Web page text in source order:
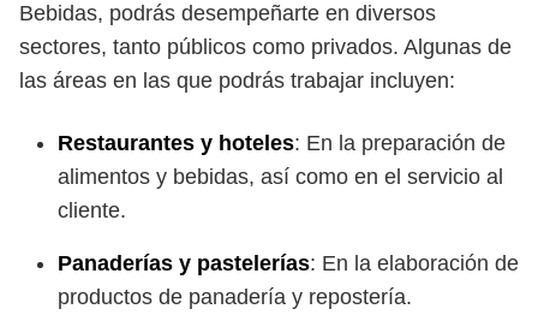
Bebidas, podrás desempeñarte en diversos
sectores, tanto públicos como privados. Algunas de
las áreas en las que podrás trabajar incluyen:
Restaurantes y hoteles: En la preparación de
alimentos y bebidas, así como en el servicio al
cliente.
Panaderías y pastelerías: En la elaboración de
productos de panadería y repostería.